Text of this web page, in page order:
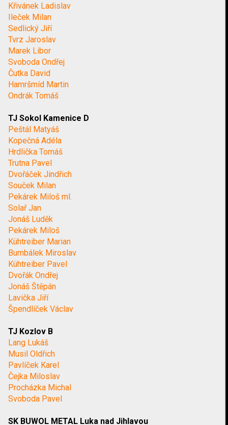
Křivánek Ladislav
Ileček Milan
Sedlický Jiří
Tvrz Jaroslav
Marek Libor
Svoboda Ondřej
Čutka David
Hamršmíd Martin
Ondrák Tomáš
TJ Sokol Kamenice D
Peštál Matyáš
Kopečná Adéla
Hrdlička Tomáš
Trutna Pavel
Dvořáček Jindřich
Souček Milan
Pekárek Miloš ml.
Solař Jan
Jonáš Luděk
Pekárek Miloš
Kühtreiber Marian
Bumbálek Miroslav
Kühtreiber Pavel
Dvořák Ondřej
Jonáš Štěpán
Lavička Jiří
Špendlíček Václav
TJ Kozlov B
Lang Lukáš
Musil Oldřich
Pavlíček Karel
Čejka Miloslav
Procházka Michal
Svoboda Pavel
SK BUWOL METAL Luka nad Jihlavou